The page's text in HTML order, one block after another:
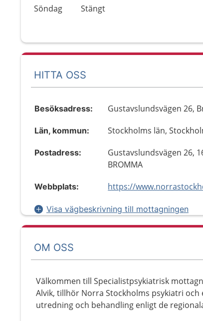
Söndag
Stängt
HITTA OSS
Besöksadress: Gustavslundsvägen 26,
Län, kommun: Stockholms län,
Postadress:
Gustavslundsvägen 26,
BROMMA
Webbplats:
Visa vägbeskrivning till mottagningen
OM OSS
Välkommen till Specialistpsykiatrisk
Alvik, tillhör Norra Stockholms psykiatri
utredning och behandling enligt de